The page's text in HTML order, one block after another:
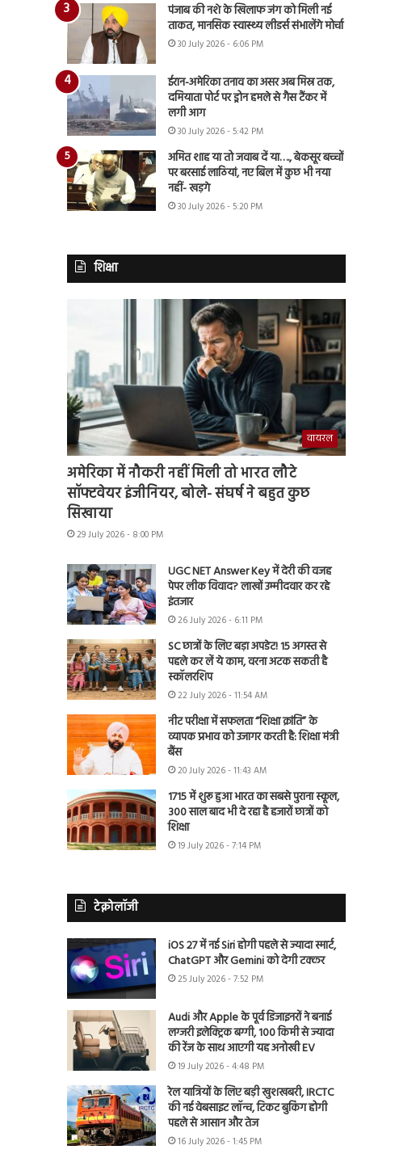
पंजाब की नशे के खिलाफ जंग को मिली नई
ताकत, मानसिक स्वास्थ्य लीडर्स संभालेंगे मोर्चा
30 July 2026 - 6:06 PM
ईरान-अमेरिका तनाव का असर अब मिस्र तक,
दमियाता पोर्ट पर ड्रोन हमले से गैस टैंकर में
लगी आग
30 July 2026 - 5:42 PM
अमित शाह या तो जवाब दें या…., बेकसूर बच्चों
पर बरसाई लाठियां, नए बिल में कुछ भी नया
नहीं- खड़गे
30 July 2026 - 5:20 PM
शिक्षा
वायरल
अमेरिका में नौकरी नहीं मिली तो भारत लौटे
सॉफ्टवेयर इंजीनियर, बोले- संघर्ष ने बहुत कुछ
सिखाया
29 July 2026 - 8:00 PM
UGC NET Answer Key में देरी की वजह
पेपर लीक विवाद? लाखों उम्मीदवार कर रहे
इंतजार
26 July 2026 - 6:11 PM
SC छात्रों के लिए बड़ा अपडेट! 15 अगस्त से
पहले कर लें ये काम, वरना अटक सकती है
स्कॉलरशिप
22 July 2026 - 11:54 AM
नीट परीक्षा में सफलता “शिक्षा क्रांति” के
व्यापक प्रभाव को उजागर करती है: शिक्षा मंत्री
बैंस
20 July 2026 - 11:43 AM
1715 में शुरू हुआ भारत का सबसे पुराना स्कूल,
300 साल बाद भी दे रहा है हजारों छात्रों को
शिक्षा
19 July 2026 - 7:14 PM
टेक्नोलॉजी
iOS 27 में नई Siri होगी पहले से ज्यादा स्मार्ट,
ChatGPT और Gemini को देगी टक्कर
25 July 2026 - 7:52 PM
Audi और Apple के पूर्व डिजाइनरों ने बनाई
लग्जरी इलेक्ट्रिक बग्गी, 100 किमी से ज्यादा
की रेंज के साथ आएगी यह अनोखी EV
19 July 2026 - 4:48 PM
रेल यात्रियों के लिए बड़ी खुशखबरी, IRCTC
की नई वेबसाइट लॉन्च, टिकट बुकिंग होगी
पहले से आसान और तेज
16 July 2026 - 1:45 PM